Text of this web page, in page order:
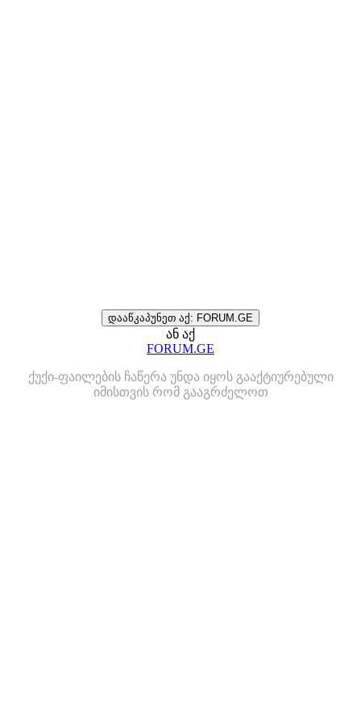
დააწკაპუნეთ აქ: FORUM.GE
ან აქ
FORUM.GE
ქუქი-ფაილების ჩაწერა უნდა იყოს გააქტიურებული
იმისთვის რომ გააგრძელოთ